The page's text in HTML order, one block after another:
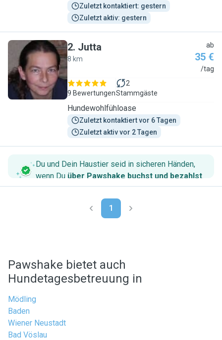
Zuletzt kontaktiert: gestern
Zuletzt aktiv: gestern
J
2. Jutta
8 km
ab
35 €
/tag
9 Bewertungen
2
Stammgäste
Hundewohlfühloase
Zuletzt kontaktiert vor 6 Tagen
Zuletzt aktiv vor 2 Tagen
Du und Dein Haustier seid in sicheren Händen,
wenn Du über Pawshake buchst und bezahlst.
1
Pawshake bietet auch
Hundetagesbetreuung in
Mödling
Baden
Wiener Neustadt
Bad Vöslau